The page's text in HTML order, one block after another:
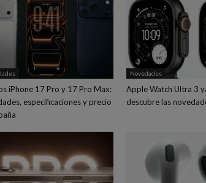
iPhone 17 Pro y 17 Pro Max:
especificaciones y precio
Novedades
Apple Watch Ultra 3
descubre las